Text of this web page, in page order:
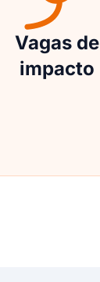
Vagas de
impacto